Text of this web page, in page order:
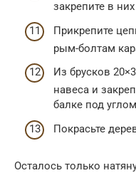
закрепите в
Прикрепите
рым-болтам
Из брусков
навеса и
балке под
Покрасьте
Осталось только